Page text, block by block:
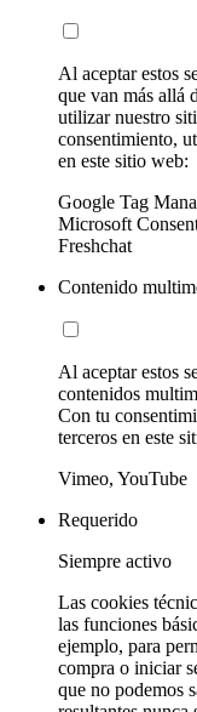
Al aceptar estos
que van más allá
utilizar nuestro
consentimiento,
en este sitio web:
Google Tag
Microsoft
Freshchat
Contenido
Al aceptar estos
contenidos
Con tu
terceros en este
Vimeo, YouTube
Requerido
Siempre activo
Las cookies
las funciones
ejemplo, para
compra o iniciar
que no podemos